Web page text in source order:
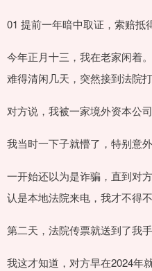
01 提前一年暗中取证，索赔抵
今年正月十三，我在老家闲着
难得清闲几天，突然接到法院打
对方说，我被一家境外资本公
我当时一下子就懵了，特别意
一开始还以为是诈骗，直到对
认是本地法院来电，我才不得不
第二天，法院传票就送到了我手
我这才知道，对方早在2024年